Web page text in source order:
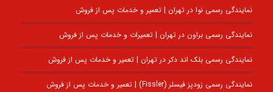
نمایندگی رسمی نوا در تهران | تعمیر و خدمات پس از فروش
نمایندگی رسمی براون در تهران | تعمیرات و خدمات پس از فروش
نمایندگی رسمی بلک اند دکر در تهران | تعمیر و خدمات پس از فروش
نمایندگی رسمی زودپز فیسلر (Fissler) | تعمیر و خدمات پس از فروش